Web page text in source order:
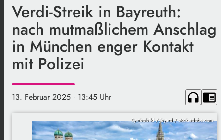
Verdi-Streik in Bayreuth:
nach mutmaßlichem Anschlag
in München enger Kontakt
mit Polizei
13. Februar 2025 · 13:45 Uhr headphones chrome_reader_mode
Symbolbild / Jbyard / stock.adobe.com